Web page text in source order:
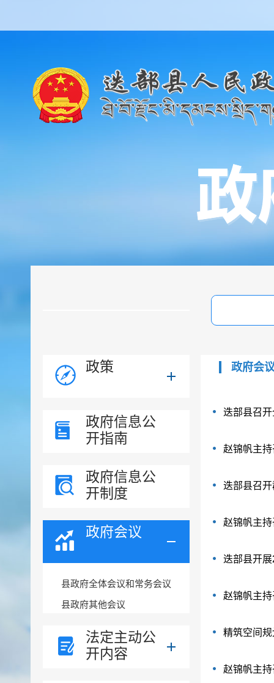
政策
政府信息公
开指南
政府信息公
开制度
政府会议
县政府全体会议和常务会议
县政府其他会议
法定主动公
开内容
政府会
迭部县召
赵锦帆主
迭部县召
赵锦帆主
迭部县开
赵锦帆主
精筑空间
赵锦帆主